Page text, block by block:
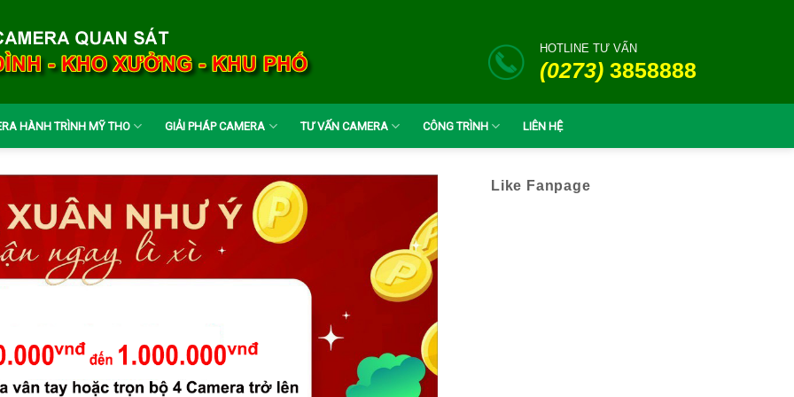
HOTLINE TƯ VẤN
(0273) 3858888
HÀNH TRÌNH MỸ THO GIẢI PHÁP CAMERA TƯ VẤN CAMERA CÔNG TRÌNH LIÊN HỆ
Like Fanpage